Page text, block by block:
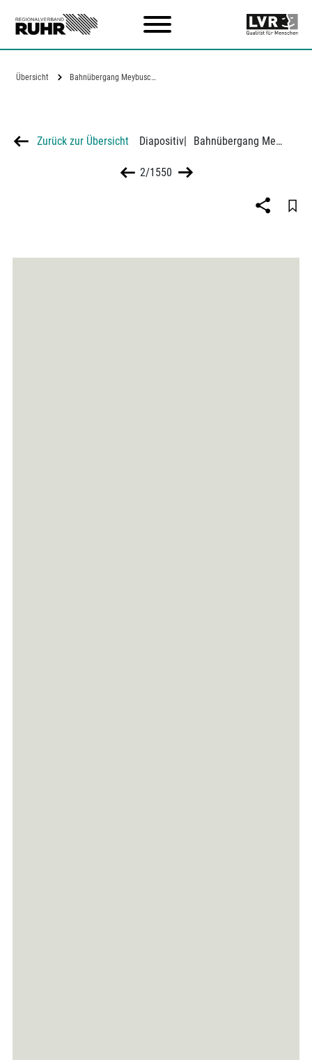
Übersicht Bahnübergang Meybuschhof am Bahnhof…
Zurück zur Übersicht Diapositiv| Bahnübergang Meybuschhof am Bahnhof Essen-Katernberg-Süd, Richtung Hauptbahnhof
2/1550